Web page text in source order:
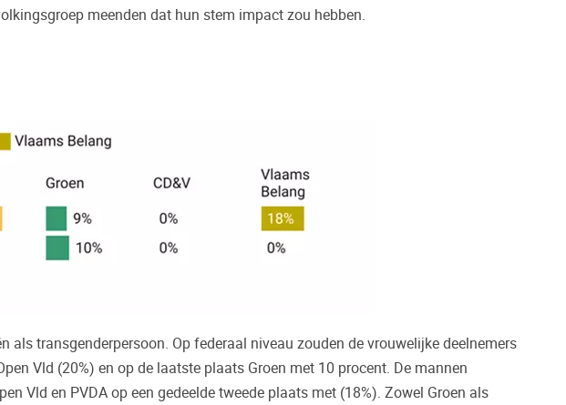
meenden dat hun stem impact zou hebben.
als transgenderpersoon. Op federaal niveau zouden de vrouwelijke deelnemers
Vld (20%) en op de laatste plaats Groen met 10 procent. De mannen
Vld en PVDA op een gedeelde tweede plaats met (18%). Zowel Groen als